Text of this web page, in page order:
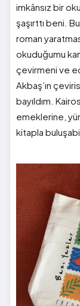
imkânsız bir
şaşırttı beni.
roman
okuduğumu
çevirmeni ve
Akbaş’ın
bayıldım.
emeklerine,
kitapla